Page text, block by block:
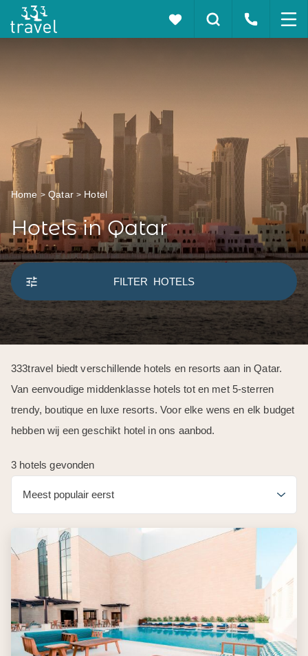
Home Qatar Hotel
Hotels in Qatar
FILTER HOTELS
333travel biedt verschillende hotels en resorts aan in Qatar.
Van eenvoudige middenklasse hotels tot en met 5-sterren
trendy, boutique en luxe resorts. Voor elke wens en elk budget
hebben wij een geschikt hotel in ons aanbod.
3 hotels gevonden